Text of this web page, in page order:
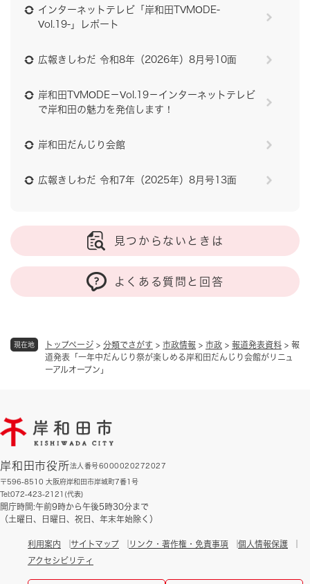
現在地 トップページ > 分類でさがす > 市政情報 > 市政 > 報道発表資料 > 報
道発表「一年中だんじり祭が楽しめる岸和田だんじり会館がリニュ
ーアルオープン」
インターネットテレビ「岸和田TVMODE-
Vol.19-」レポート
広報きしわだ 令和8年（2026年）8月号10面
岸和田TVMODE－Vol.19－インターネットテレビ
で岸和田の魅力を発信します！
岸和田だんじり会館
広報きしわだ 令和7年（2025年）8月号13面
見つからないときは
よくある質問と回答
岸和田市役所法人番号6000020272027
〒596-8510 大阪府岸和田市岸城町7番1号
Tel:072-423-2121(代表)
開庁時間:午前9時から午後5時30分まで
（土曜日、日曜日、祝日、年末年始除く）
利用案内 サイトマップ リンク・著作権・免責事項
個人情報保護
アクセシビリティ